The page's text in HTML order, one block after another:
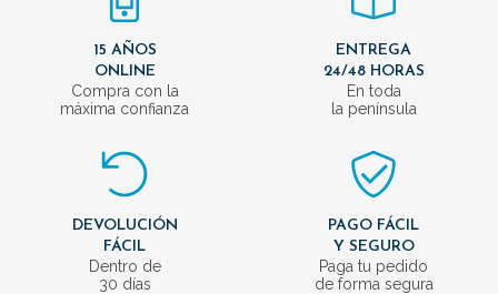
15 AÑOS
ONLINE
Compra con la
máxima confianza
ENTREGA
24/48 HORAS
En toda
la península
DEVOLUCIÓN
FÁCIL
Dentro de
30 días
PAGO FÁCIL
Y SEGURO
Paga tu pedido
de forma segura